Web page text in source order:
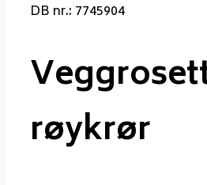
DB nr.: 7745904
røykrør